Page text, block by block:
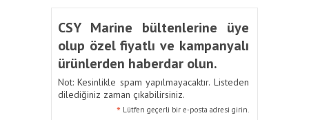
CSY Marine bültenlerine üye
olup özel fiyatlı ve kampanyalı
ürünlerden haberdar olun.
Not: Kesinlikle spam yapılmayacaktır. Listeden
dilediğiniz zaman çıkabilirsiniz.
* Lütfen geçerli bir e-posta adresi girin.